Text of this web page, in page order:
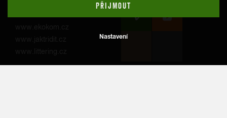
PŘIJMOUT
Nastavení